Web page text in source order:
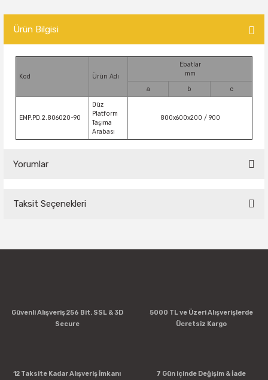
Ürün Bilgisi
Kod Ürün Adı
Ebatlar
mm
a
b c
EMP.PD.2.806020-90
Düz
Platform
Taşıma
Arabası
800x600x200 / 900
Yorumlar
Yorum Yaz
Taksit Seçenekleri
Güvenli Alışveriş 256 Bit. SSL & 3D
Secure
5000 TL ve Üzeri Alışverişlerde
Ücretsiz Kargo
12 Taksite Kadar Alışveriş İmkanı 7 Gün içinde Değişim & İade